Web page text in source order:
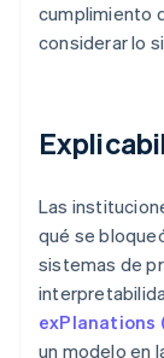
cumplimiento
considerar lo
Las
qué se
sistemas de
exPlanations
un modelo en